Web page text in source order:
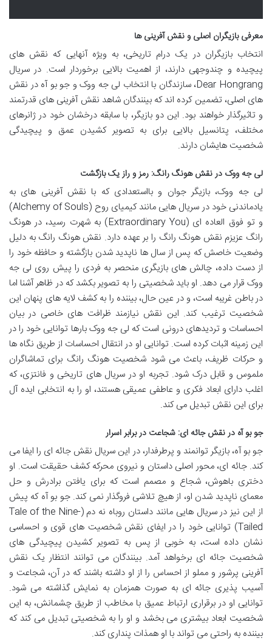
معرفی بازیگران اصلی و نقش آفرینی ها
انتخاب بازیگران در یک درام تاریخی، به ویژه آنهایی که نقش های
پیچیده و چندوجهی دارند، از اهمیت بالایی برخوردار است. در سریال
Dear Hongrang، سازندگان با انتخاب لی جه ووک و جو بو آه در نقش
های اصلی، تضمین کرده اند که بینندگان شاهد نقش آفرینی های قدرتمند
و تاثیرگذار خواهند بود. این دو بازیگر، با سابقه درخشان خود در ژانرهای
مختلف، پتانسیل بالایی برای به تصویر کشیدن عمق و پیچیدگی
شخصیت هایشان دارند.
لی جه ووک در نقش هونگ رانگ: رمز و راز یک بازگشت
لی جه ووک، بازیگر جوان و بااستعدادی که با نقش آفرینی های به
یادماندنی خود در سریال هایی مانند کیمیای روح (Alchemy of Souls)
و تو فوق العاده ای (Extraordinary You) به شهرت رسید، در هونگ
رانگ عزیزم نقش هونگ رانگ را بر عهده دارد. نقش هونگ رانگ به دلیل
وضعیت خاصش که پس از سال ها ناپدید شدن بازگشته و حافظه خود را
از دست داده، چالش های بازیگری منحصر به فردی را پیش روی لی جه
ووک قرار می دهد. او باید شخصیتی را به تصویر بکشد که در ظاهر آشنا اما
در باطن غریبه است، و در عین حال، بیننده را به کشف لایه های پنهان این
شخصیت ترغیب کند. این نقش نیازمند ظرافت های خاصی در بیان
احساسات و تردیدهای درونی است که لی جه ووک بارها توانایی خود را در
این زمینه اثبات کرده است. توانایی او در انتقال احساسات از طریق نگاه ها
و حرکات ظریف، باعث می شود شخصیت هونگ رانگ برای تماشاگران
ملموس و قابل درک شود. تجربه او در سریال های تاریخی و فانتزی، که
اغلب دارای ابعاد فکری و عاطفی عمیقی هستند، او را به انتخابی ایده آل
برای این نقش تبدیل می کند.
جو بو آه در نقش جائه ای: شجاعت در برابر اسرار
جو بو آه، بازیگر توانمند و پرطرفدار، در این سریال نقش جائه ای را ایفا می
کند. جائه ای، محور اصلی داستان و نیروی محرکه کشف حقیقت است. او
دختری باهوش، شجاع و مصمم است که برای یافتن برادرش و حل
معمای ناپدید شدن او، از هیچ تلاشی فروگذار نمی کند. جو بو آه که پیش
از این نیز در سریال هایی مانند داستان روباه نه دم (Tale of the Nine-
Tailed) توانایی خود را در ایفای نقش شخصیت های قوی و احساسی
نشان داده است، به خوبی از پس به تصویر کشیدن پیچیدگی های
شخصیت جائه ای برخواهد آمد. بینندگان می توانند انتظار یک نقش
آفرینی پرشور و مملو از احساس را از او داشته باشند که در آن، شجاعت و
آسیب پذیری جائه ای به صورت همزمان به نمایش گذاشته می شود.
توانایی او در برقراری ارتباط عمیق با مخاطب از طریق چشمانش، به این
شخصیت ابعاد بیشتری می بخشد و او را به شخصیتی تبدیل می کند که
بیننده به راحتی می تواند با او همذات پنداری کند.